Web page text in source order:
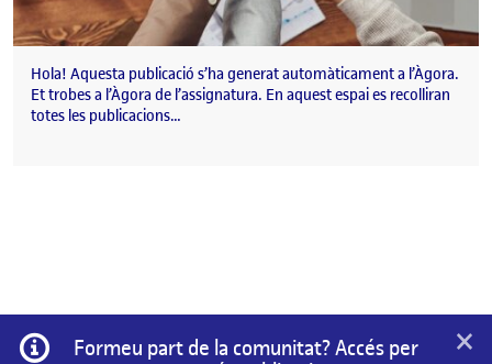
Hola! Aquesta publicació s’ha generat automàticament a l’Àgora.
Et trobes a l’Àgora de l’assignatura. En aquest espai es recolliran
totes les publicacions…
Informació
Formeu part de la comunitat? Accés per
×